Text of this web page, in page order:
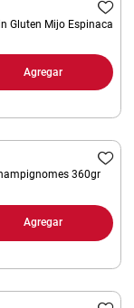
Gluten Mijo Espinaca
Agregar
360gr
Agregar